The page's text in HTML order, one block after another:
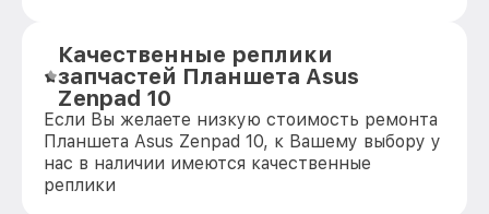
Качественные реплики
запчастей Планшета Asus
Zenpad 10
Если Вы желаете низкую стоимость ремонта
Планшета Asus Zenpad 10, к Вашему выбору у
нас в наличии имеются качественные
реплики